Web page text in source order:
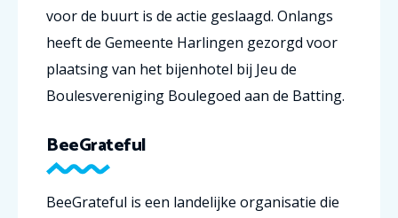
voor de buurt is de actie geslaagd. Onlangs
heeft de Gemeente Harlingen gezorgd voor
plaatsing van het bijenhotel bij Jeu de
Boulesvereniging Boulegoed aan de Batting.
BeeGrateful
BeeGrateful is een landelijke organisatie die